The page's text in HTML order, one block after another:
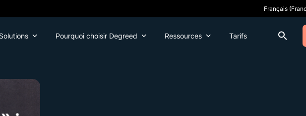
Solutions Pourquoi choisir Degreed Ressources Tarifs